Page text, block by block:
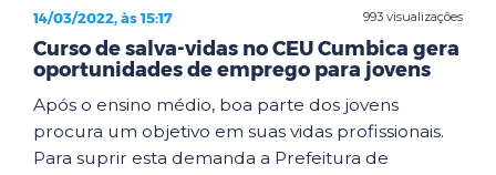
993 visualizações
14/03/2022, às 15:17
Curso de salva-vidas no CEU Cumbica gera
oportunidades de emprego para jovens
Após o ensino médio, boa parte dos jovens
procura um objetivo em suas vidas profissionais.
Para suprir esta demanda a Prefeitura de